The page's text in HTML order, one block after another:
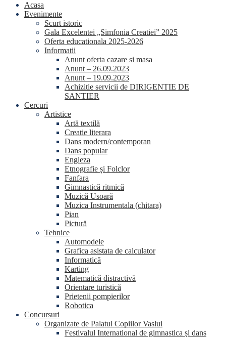
Acasa
Evenimente
Scurt istoric
Gala Excelentei „Simfonia Creatiei” 2025
Oferta educationala 2025-2026
Informatii
Anunt oferta cazare si masa
Anunt – 26.09.2023
Anunt – 19.09.2023
Achizitie servicii de DIRIGENTIE DE
SANTIER
Cercuri
Artistice
Artă textilă
Creatie literara
Dans modern/contemporan
Dans popular
Engleza
Etnografie și Folclor
Fanfara
Gimnastică ritmică
Muzică Usoară
Muzica Instrumentala (chitara)
Pian
Pictură
Tehnice
Automodele
Grafica asistata de calculator
Informatică
Karting
Matematică distractivă
Orientare turistică
Prietenii pompierilor
Robotica
Concursuri
Organizate de Palatul Copiilor Vaslui
Festivalul International de gimnastica și dans